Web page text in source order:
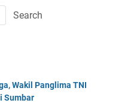
Wakil Panglima TNI
Sumbar